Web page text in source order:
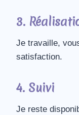
3.
Je travaille,
satisfaction.
4. Suivi
Je reste